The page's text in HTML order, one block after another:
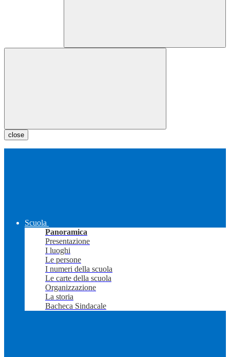
close
Scuola
Panoramica
Presentazione
I luoghi
Le persone
I numeri della scuola
Le carte della scuola
Organizzazione
La storia
Bacheca Sindacale